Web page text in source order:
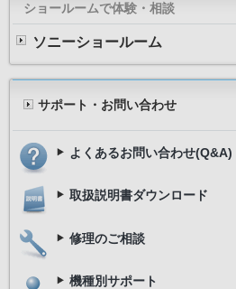
ショールームで体験・相談
ソニーショールーム
サポート・お問い合わせ
よくあるお問い合わせ(Q&A)
取扱説明書ダウンロード
修理のご相談
機種別サポート